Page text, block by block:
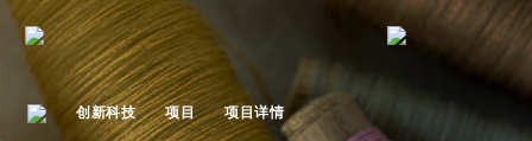
创新科技 项目 项目详情